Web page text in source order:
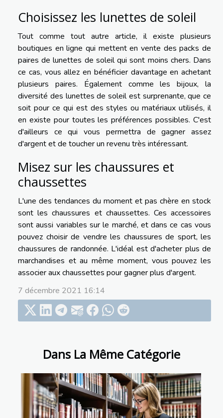
Dans La Même Catégorie
Choisissez les lunettes de soleil
Tout comme tout autre article, il existe plusieurs
boutiques en ligne qui mettent en vente des packs de
paires de lunettes de soleil qui sont moins chers. Dans
ce cas, vous allez en bénéficier davantage en achetant
plusieurs paires. Également comme les bijoux, la
diversité des lunettes de soleil est surprenante, que ce
soit pour ce qui est des styles ou matériaux utilisés, il
en existe pour toutes les préférences possibles. C'est
d'ailleurs ce qui vous permettra de gagner assez
d'argent et de toucher un revenu très intéressant.
Misez sur les chaussures et
chaussettes
L'une des tendances du moment et pas chère en stock
sont les chaussures et chaussettes. Ces accessoires
sont aussi variables sur le marché, et dans ce cas vous
pouvez choisir de vendre les chaussures de sport, les
chaussures de randonnée. L'idéal est d'acheter plus de
marchandises et au même moment, vous pouvez les
associer aux chaussettes pour gagner plus d'argent.
7 décembre 2021 16:14